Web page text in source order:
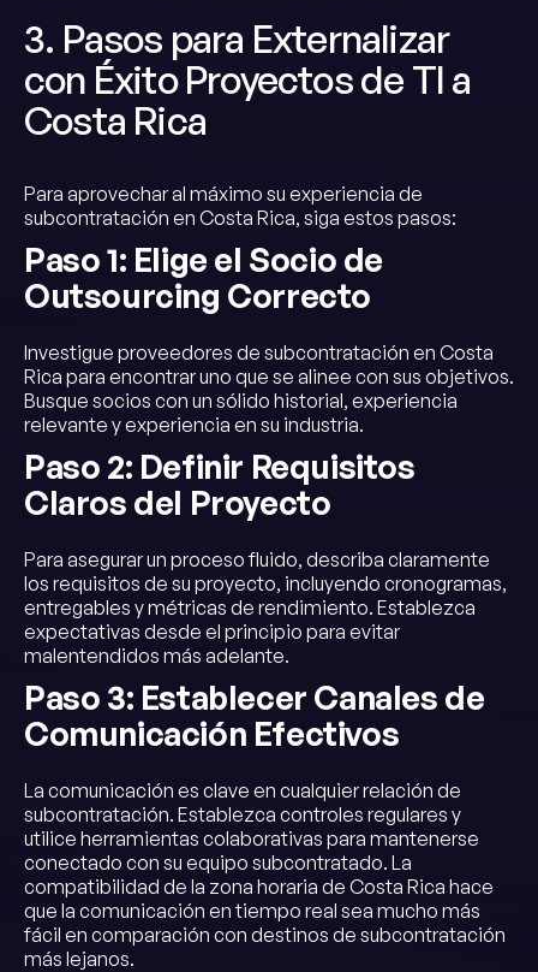
3. Pasos para Externalizar
con Éxito Proyectos de TI a
Costa Rica
Para aprovechar al máximo su experiencia de
subcontratación en Costa Rica, siga estos pasos:
Paso 1: Elige el Socio de
Outsourcing Correcto
Investigue proveedores de subcontratación en Costa
Rica para encontrar uno que se alinee con sus objetivos.
Busque socios con un sólido historial, experiencia
relevante y experiencia en su industria.
Paso 2: Definir Requisitos
Claros del Proyecto
Para asegurar un proceso fluido, describa claramente
los requisitos de su proyecto, incluyendo cronogramas,
entregables y métricas de rendimiento. Establezca
expectativas desde el principio para evitar
malentendidos más adelante.
Paso 3: Establecer Canales de
Comunicación Efectivos
La comunicación es clave en cualquier relación de
subcontratación. Establezca controles regulares y
utilice herramientas colaborativas para mantenerse
conectado con su equipo subcontratado. La
compatibilidad de la zona horaria de Costa Rica hace
que la comunicación en tiempo real sea mucho más
fácil en comparación con destinos de subcontratación
más lejanos.